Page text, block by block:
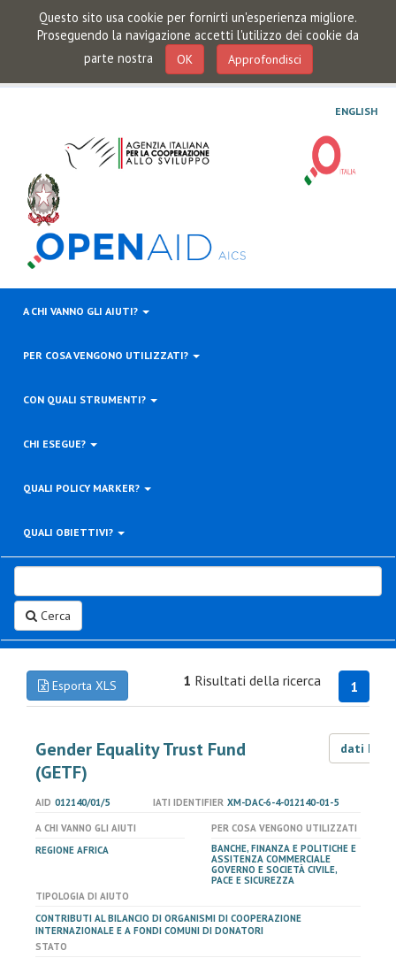
Questo sito usa cookie per fornirti un'esperienza migliore.
Proseguendo la navigazione accetti l'utilizzo dei cookie da
parte nostra
OK Approfondisci
ENGLISH
A CHI VANNO GLI AIUTI?
PER COSA VENGONO UTILIZZATI?
CON QUALI STRUMENTI?
CHI ESEGUE?
QUALI POLICY MARKER?
QUALI OBIETTIVI?
Cerca
Esporta XLS 1
1 Risultati della ricerca
Gender Equality Trust Fund
(GETF)
dati LOD
AID 012140/01/5 IATI IDENTIFIER XM-DAC-6-4-012140-01-5
A CHI VANNO GLI AIUTI
REGIONE AFRICA
PER COSA VENGONO UTILIZZATI
BANCHE, FINANZA E POLITICHE E
ASSITENZA COMMERCIALE
GOVERNO E SOCIETÀ CIVILE,
PACE E SICUREZZA
TIPOLOGIA DI AIUTO
CONTRIBUTI AL BILANCIO DI ORGANISMI DI COOPERAZIONE
INTERNAZIONALE E A FONDI COMUNI DI DONATORI
STATO